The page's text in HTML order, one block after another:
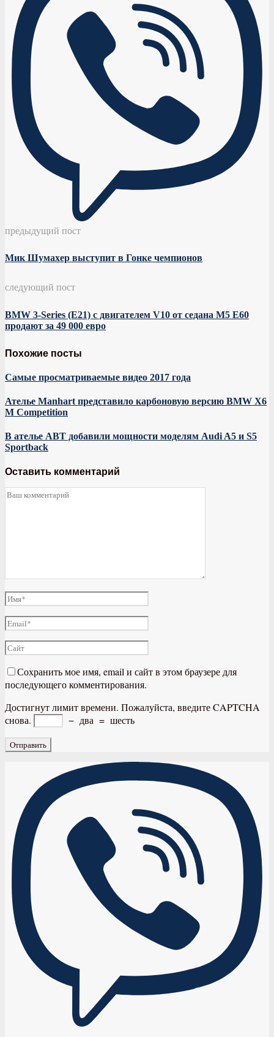
предыдущий пост
Мик Шумахер выступит в Гонке чемпионов
следующий пост
BMW 3-Series (E21) с двигателем V10 от седана M5 E60
продают за 49 000 евро
Похожие посты
Самые просматриваемые видео 2017 года
Ателье Manhart представило карбоновую версию BMW X6
M Competition
В ателье ABT добавили мощности моделям Audi A5 и S5
Sportback
Оставить комментарий
Сохранить мое имя, email и сайт в этом браузере для
последующего комментирования.
Достигнут лимит времени. Пожалуйста, введите CAPTCHA
снова.
− два = шесть